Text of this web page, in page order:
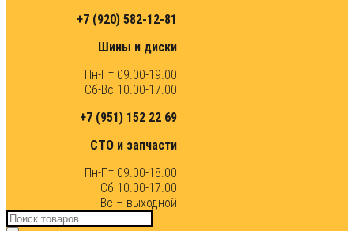
+7 (920) 582-12-81
Шины и диски
Пн-Пт 09.00-19.00
Сб-Вс 10.00-17.00
+7 (951) 152 22 69
СТО и запчасти
Пн-Пт 09.00-18.00
Сб 10.00-17.00
Вс – выходной
Поиск